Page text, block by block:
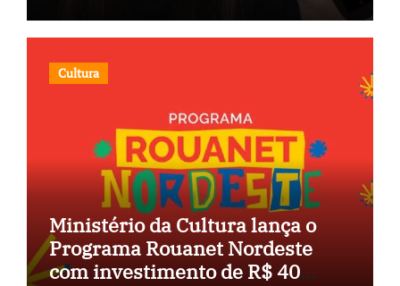
Cultura
Ministério da Cultura lança o
Programa Rouanet Nordeste
com investimento de R$ 40